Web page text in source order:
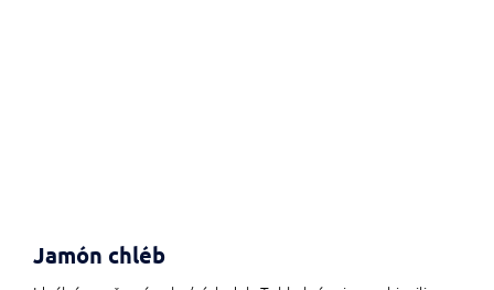
Jamón chléb